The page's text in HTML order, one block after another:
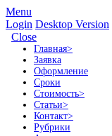
Menu
Login Desktop Version
Close
Главная>
Заявка
Оформление
Сроки
Стоимость>
Статьи>
Контакт>
Рубрики